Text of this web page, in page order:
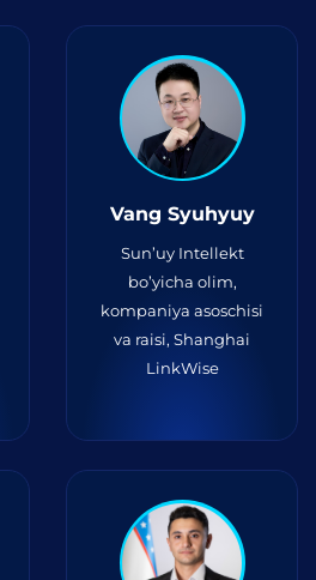
Vang Syuhyuy
Sun’uy Intellekt
bo’yicha olim,
kompaniya asoschisi
va raisi, Shanghai
LinkWise